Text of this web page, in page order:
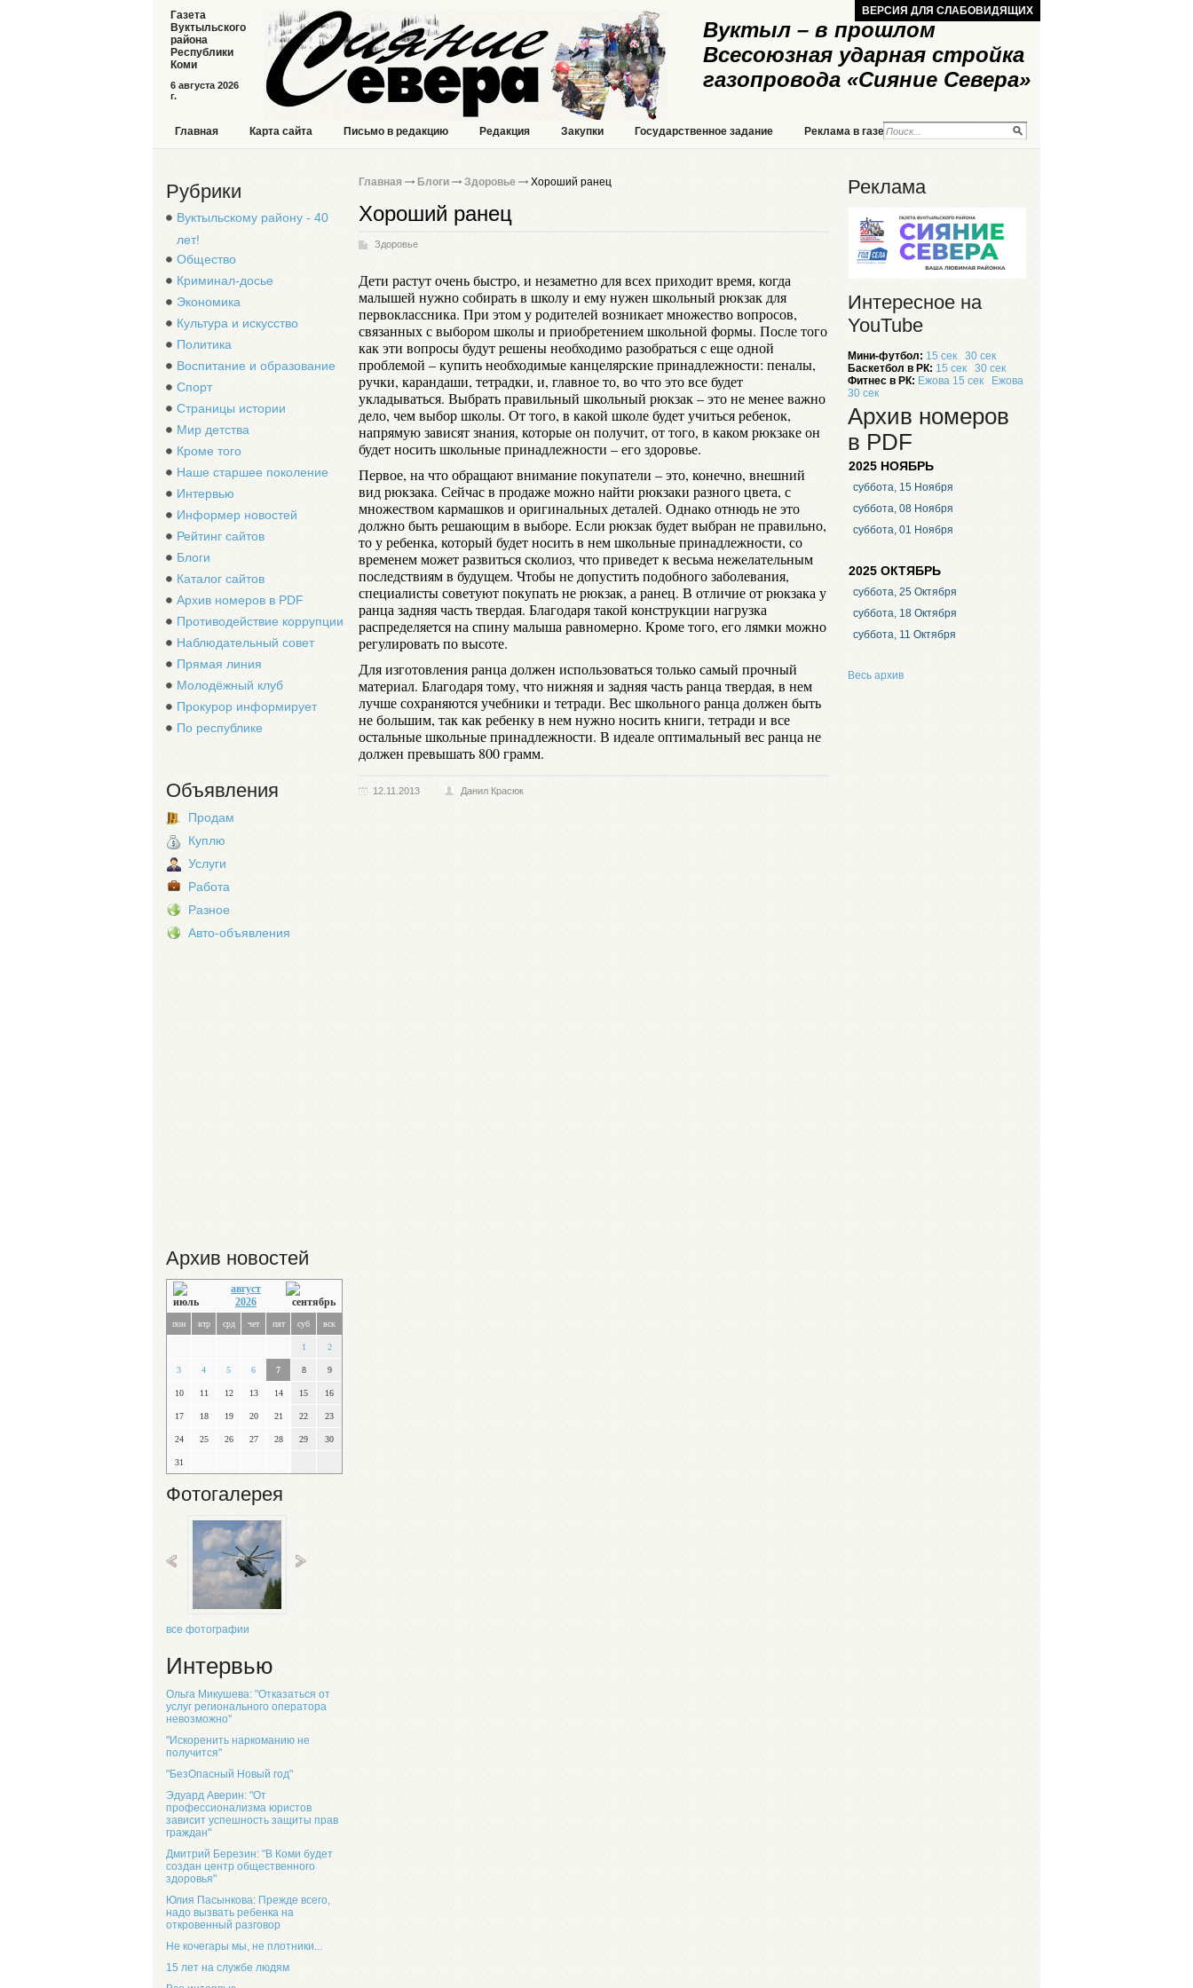
Вуктыл – в прошлом
Всесоюзная ударная стройка
газопровода «Сияние Севера»
6 августа 2026
г.
Газета
Вуктыльского
района
Республики
Коми
ВЕРСИЯ ДЛЯ СЛАБОВИДЯЩИХ
Главная Карта сайта Письмо в редакцию Редакция Закупки Государственное задание Реклама в газете Реклама на сайте
Рубрики
Вуктыльскому району - 40
лет!
Общество
Криминал-досье
Экономика
Культура и искусство
Политика
Воспитание и образование
Спорт
Страницы истории
Мир детства
Кроме того
Наше старшее поколение
Интервью
Информер новостей
Рейтинг сайтов
Блоги
Каталог сайтов
Архив номеров в PDF
Противодействие коррупции
Наблюдательный совет
Прямая линия
Молодёжный клуб
Прокурор информирует
По республике
Объявления
Продам
Куплю
Услуги
Работа
Разное
Авто-объявления
Архив новостей
август
2026
пон втр срд чет пят суб вск
1 2
3 4 5 6 7 8 9
10 11 12 13 14 15 16
17 18 19 20 21 22 23
24 25 26 27 28 29 30
31
Фотогалерея
все фотографии
Интервью
Ольга Микушева: "Отказаться от
услуг регионального оператора
невозможно"
"Искоренить наркоманию не
получится"
"БезОпасный Новый год"
Эдуард Аверин: "От
профессионализма юристов
зависит успешность защиты прав
граждан"
Дмитрий Березин: "В Коми будет
создан центр общественного
здоровья"
Юлия Пасынкова: Прежде всего,
надо вызвать ребенка на
откровенный разговор
Не кочегары мы, не плотники...
15 лет на службе людям
Главная Блоги Здоровье Хороший ранец
Хороший ранец
Здоровье
Дети растут очень быстро, и незаметно для всех приходит время, когда
малышей нужно собирать в школу и ему нужен школьный рюкзак для
первоклассника. При этом у родителей возникает множество вопросов,
связанных с выбором школы и приобретением школьной формы. После того
как эти вопросы будут решены необходимо разобраться с еще одной
проблемой – купить необходимые канцелярские принадлежности: пеналы,
ручки, карандаши, тетрадки, и, главное то, во что это все будет
укладываться. Выбрать правильный школьный рюкзак – это не менее важно
дело, чем выбор школы. От того, в какой школе будет учиться ребенок,
напрямую зависят знания, которые он получит, от того, в каком рюкзаке он
будет носить школьные принадлежности – его здоровье.
Первое, на что обращают внимание покупатели – это, конечно, внешний
вид рюкзака. Сейчас в продаже можно найти рюкзаки разного цвета, с
множеством кармашков и оригинальных деталей. Однако отнюдь не это
должно быть решающим в выборе. Если рюкзак будет выбран не правильно,
то у ребенка, который будет носить в нем школьные принадлежности, со
временем может развиться сколиоз, что приведет к весьма нежелательным
последствиям в будущем. Чтобы не допустить подобного заболевания,
специалисты советуют покупать не рюкзак, а ранец. В отличие от рюкзака у
ранца задняя часть твердая. Благодаря такой конструкции нагрузка
распределяется на спину малыша равномерно. Кроме того, его лямки можно
регулировать по высоте.
Для изготовления ранца должен использоваться только самый прочный
материал. Благодаря тому, что нижняя и задняя часть ранца твердая, в нем
лучше сохраняются учебники и тетради. Вес школьного ранца должен быть
не большим, так как ребенку в нем нужно носить книги, тетради и все
остальные школьные принадлежности. В идеале оптимальный вес ранца не
должен превышать 800 грамм.
12.11.2013 Данил Красюк
Реклама
Интересное на
YouTube
Мини-футбол: 15 сек
30 сек
Баскетбол в РК: 15 сек
30 сек
Фитнес в РК: Ежова 15 сек
Ежова
30 сек
Архив номеров
в PDF
2025 НОЯБРЬ
суббота, 15 Ноября
суббота, 08 Ноября
суббота, 01 Ноября
2025 ОКТЯБРЬ
суббота, 25 Октября
суббота, 18 Октября
суббота, 11 Октября
Весь архив